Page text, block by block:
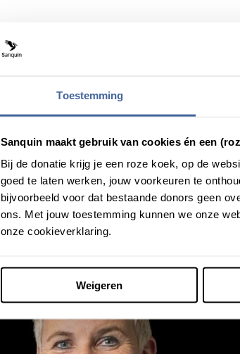
Toestemming
Sanquin maakt gebruik van cookies én een
Bij de donatie krijg je een roze koek, op de
goed te laten werken, jouw voorkeuren te
bijvoorbeeld voor dat bestaande donors geen
ons. Met jouw toestemming kunnen we onze
onze cookieverklaring.
Weigeren